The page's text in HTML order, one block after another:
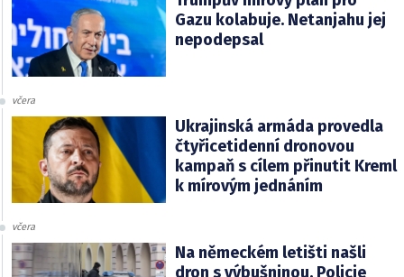
Gazu kolabuje. Netanjahu jej
nepodepsal
včera
Ukrajinská armáda provedla
čtyřicetidenní dronovou
kampaň s cílem přinutit Kreml
k mírovým jednáním
včera
Na německém letišti našli
dron s výbušninou. Policie